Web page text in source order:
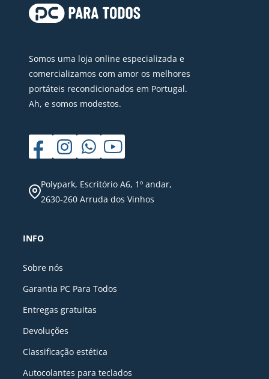
Somos uma loja online especializada e
comercializamos com amor os melhores
portáteis recondicionados em Portugal.
Ah, e somos modestos.
Polypark, Escritório A6, 1º andar,
2630-260 Arruda dos Vinhos
INFO
Sobre nós
Garantia PC Para Todos
Entregas gratuitas
Devoluções
Classificação estética
Autocolantes para teclados